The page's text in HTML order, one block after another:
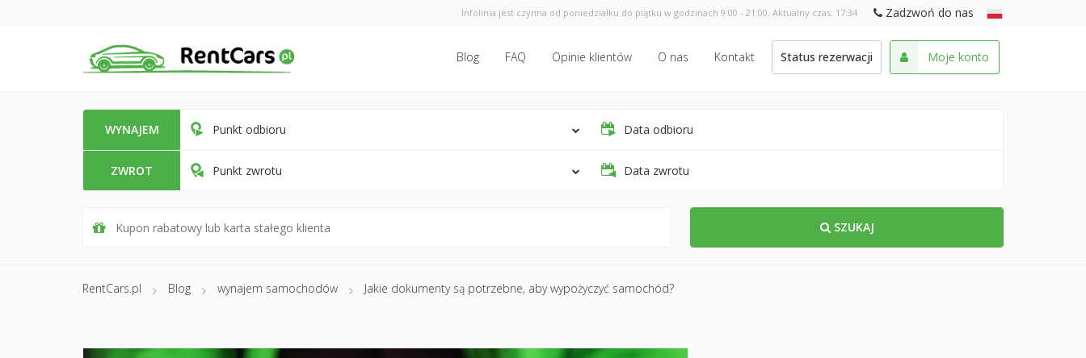
Infolinia jest czynna od poniedziałku do piątku w godzinach 9:00 - 21:00. Aktualny czas: 17:34 Zadzwoń do nas
Blog FAQ Opinie klientów O nas Kontakt Status rezerwacji Moje konto
WYNAJEM Punkt odbioru Data odbioru
ZWROT Punkt zwrotu Data zwrotu
SZUKAJ
RentCars.pl Blog wynajem samochodów Jakie dokumenty są potrzebne, aby wypożyczyć samochód?